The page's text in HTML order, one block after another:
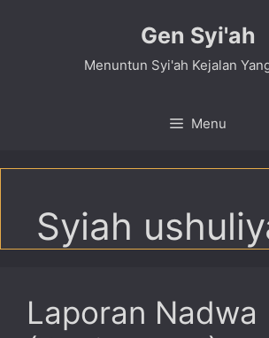
Gen Syi'ah
Menuntun Syi'ah Kejalan
Menu
Syiah
Laporan Nadwa